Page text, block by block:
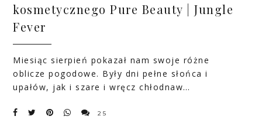
kosmetycznego Pure Beauty | Jungle
Fever
Miesiąc sierpień pokazał nam swoje różne
oblicze pogodowe. Były dni pełne słońca i
upałów, jak i szare i wręcz chłodnaw…
25